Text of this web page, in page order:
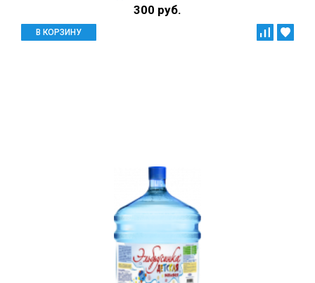
300 руб.
В КОРЗИНУ